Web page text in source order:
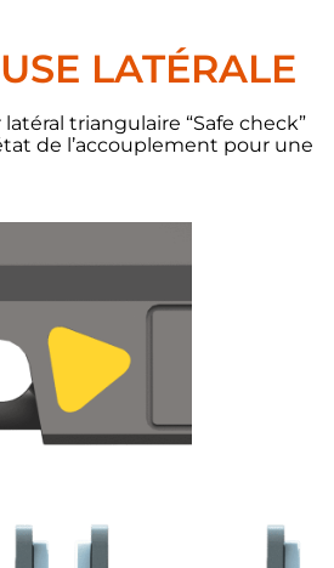
LATÉRALE
triangulaire “Safe check”
de l’accouplement pour une